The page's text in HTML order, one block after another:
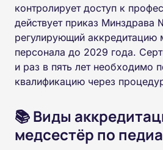
контролирует доступ к
действует приказ Минздрава
регулирующий аккредитацию
персонала до 2029 года.
и раз в пять лет необходимо
квалификацию через
📚 Виды
медсестёр по